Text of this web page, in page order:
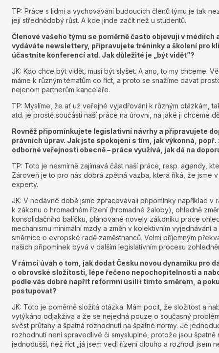
TP: Práce s lidmi a vychovávání budoucích členů týmu je tak
její střednědobý růst. A kde jinde začít než u studentů.
Členové vašeho týmu se poměrně často objevují v médiích
vydáváte newslettery, připravujete tréninky a školení pro
účastníte konferencí atd. Jak důležité je „být vidět”?
JK: Kdo chce být vidět, musí být slyšet. A ano, to my chceme.
máme k různým tématům co říct, a proto se snažíme dávat
nejenom partnerům kanceláře.
TP: Myslíme, že ať už veřejné vyjadřování k různým otázkám,
atd. je prostě součástí naší práce na úrovni, na jaké ji chceme
Rovněž připomínkujete legislativní návrhy a připravujete
právních úprav. Jak jste spokojeni s tím, jak výkonná, popř.
odborné veřejnosti obecně – práce využívá, jak dá na
TP: Toto je nesmírně zajímavá část naší práce, resp. agendy,
Zároveň je to pro nás dobrá zpětná vazba, která říká, že jsme
experty.
JK: V nedávné době jsme zpracovávali připomínky například v
k zákonu o hromadném řízení (hromadné žaloby), ohledně
konsolidačního balíčku, plánované novely zákoníku práce
mechanismu minimální mzdy a změn v kolektivním vyjednávání
směrnice o evropské radě zaměstnanců. Velmi příjemným
našich připomínek bývá v dalším legislativním procesu
V rámci úvah o tom, jak dodat Česku novou dynamiku pro
o obrovské složitosti, lépe řečeno nepochopitelnosti a
podle vás dobré napřít reformní úsilí i tímto směrem, a
postupovat?
JK: Toto je poměrně složitá otázka. Mám pocit, že složitost a
vytýkáno odjakživa a že se nejedná pouze o současný
svést průtahy a špatná rozhodnutí na špatné normy. Je
rozhodnutí není spravedlivé či smysluplné, protože jsou špatně
jednodušší, než říct „já jsem vedl řízení dlouho a rozhodl jsem